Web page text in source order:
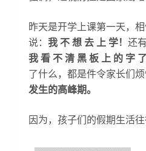
昨天是开学上课第一天，
说： 我 不 想 去 上 学！ 还
我 看 不 清 黑 板 上 的 字 了
了什么，都是件令家长们烦
发生的高峰期。
因为，孩子们的假期生活往